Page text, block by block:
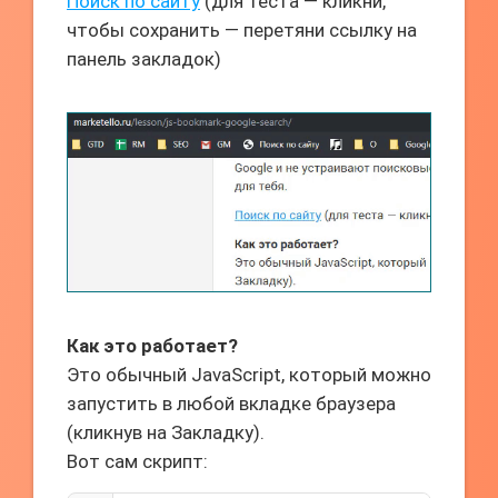
чтобы сохранить — перетяни ссылку на
панель закладок)
Как это работает?
Это обычный JavaScript, который можно
запустить в любой вкладке браузера
(кликнув на Закладку).
Вот сам скрипт: